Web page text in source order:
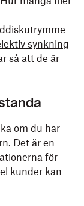
synkning
så att de är
om du har
Det är en
för
kunder kan